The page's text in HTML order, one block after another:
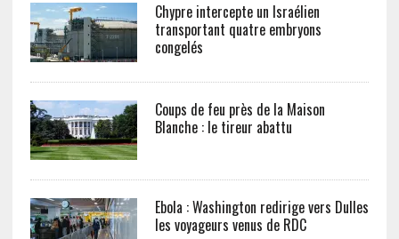
Chypre intercepte un Israélien
transportant quatre embryons
congelés
Coups de feu près de la Maison
Blanche : le tireur abattu
Ebola : Washington redirige vers Dulles
les voyageurs venus de RDC